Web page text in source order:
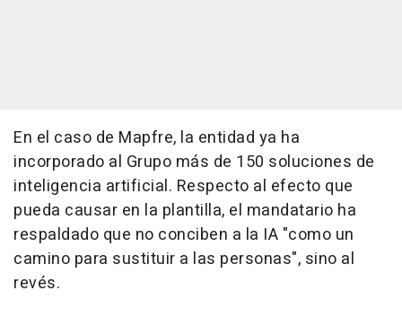
En el caso de Mapfre, la entidad ya ha
incorporado al Grupo más de 150 soluciones de
inteligencia artificial. Respecto al efecto que
pueda causar en la plantilla, el mandatario ha
respaldado que no conciben a la IA "como un
camino para sustituir a las personas", sino al
revés.